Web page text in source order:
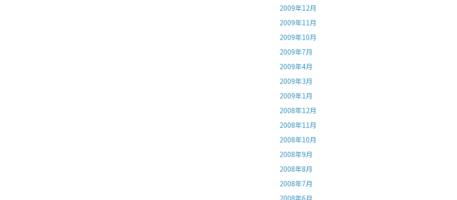
2009年12月
2009年11月
2009年10月
2009年7月
2009年4月
2009年3月
2009年1月
2008年12月
2008年11月
2008年10月
2008年9月
2008年8月
2008年7月
2008年6月